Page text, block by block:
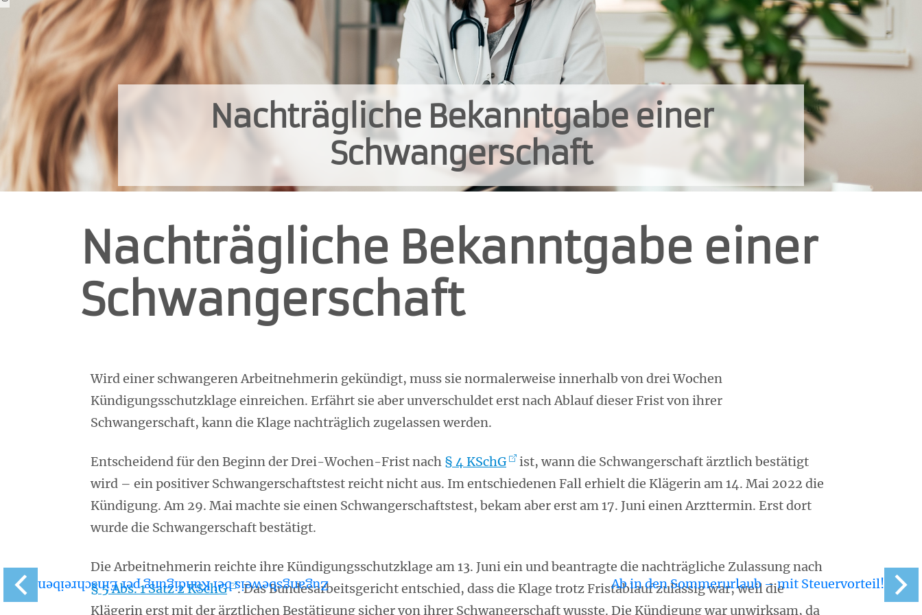
Nachträgliche Bekanntgabe einer
Schwangerschaft
Nachträgliche Bekanntgabe einer
Schwangerschaft
Wird einer schwangeren Arbeitnehmerin gekündigt, muss sie normalerweise innerhalb von drei Wochen
Kündigungsschutzklage einreichen. Erfährt sie aber unverschuldet erst nach Ablauf dieser Frist von ihrer
Schwangerschaft, kann die Klage nachträglich zugelassen werden.
Entscheidend für den Beginn der Drei-Wochen-Frist nach § 4 KSchG
ist, wann die Schwangerschaft ärztlich bestätigt
wird – ein positiver Schwangerschaftstest reicht nicht aus. Im entschiedenen Fall erhielt die Klägerin am 14. Mai 2022 die
Kündigung. Am 29. Mai machte sie einen Schwangerschaftstest, bekam aber erst am 17. Juni einen Arzttermin. Erst dort
wurde die Schwangerschaft bestätigt.
Die Arbeitnehmerin reichte ihre Kündigungsschutzklage am 13. Juni ein und beantragte die nachträgliche Zulassung nach
§ 5 Abs. 1 Satz 2 KSchG
. Das Bundesarbeitsgericht entschied, dass die Klage trotz Fristablauf zulässig war, weil die
Klägerin erst mit der ärztlichen Bestätigung sicher von ihrer Schwangerschaft wusste. Die Kündigung war unwirksam, da
Zugangsbeweis bei Kündigung per Einschreiben Ab in den Sommerurlaub – mit Steuervorteil!